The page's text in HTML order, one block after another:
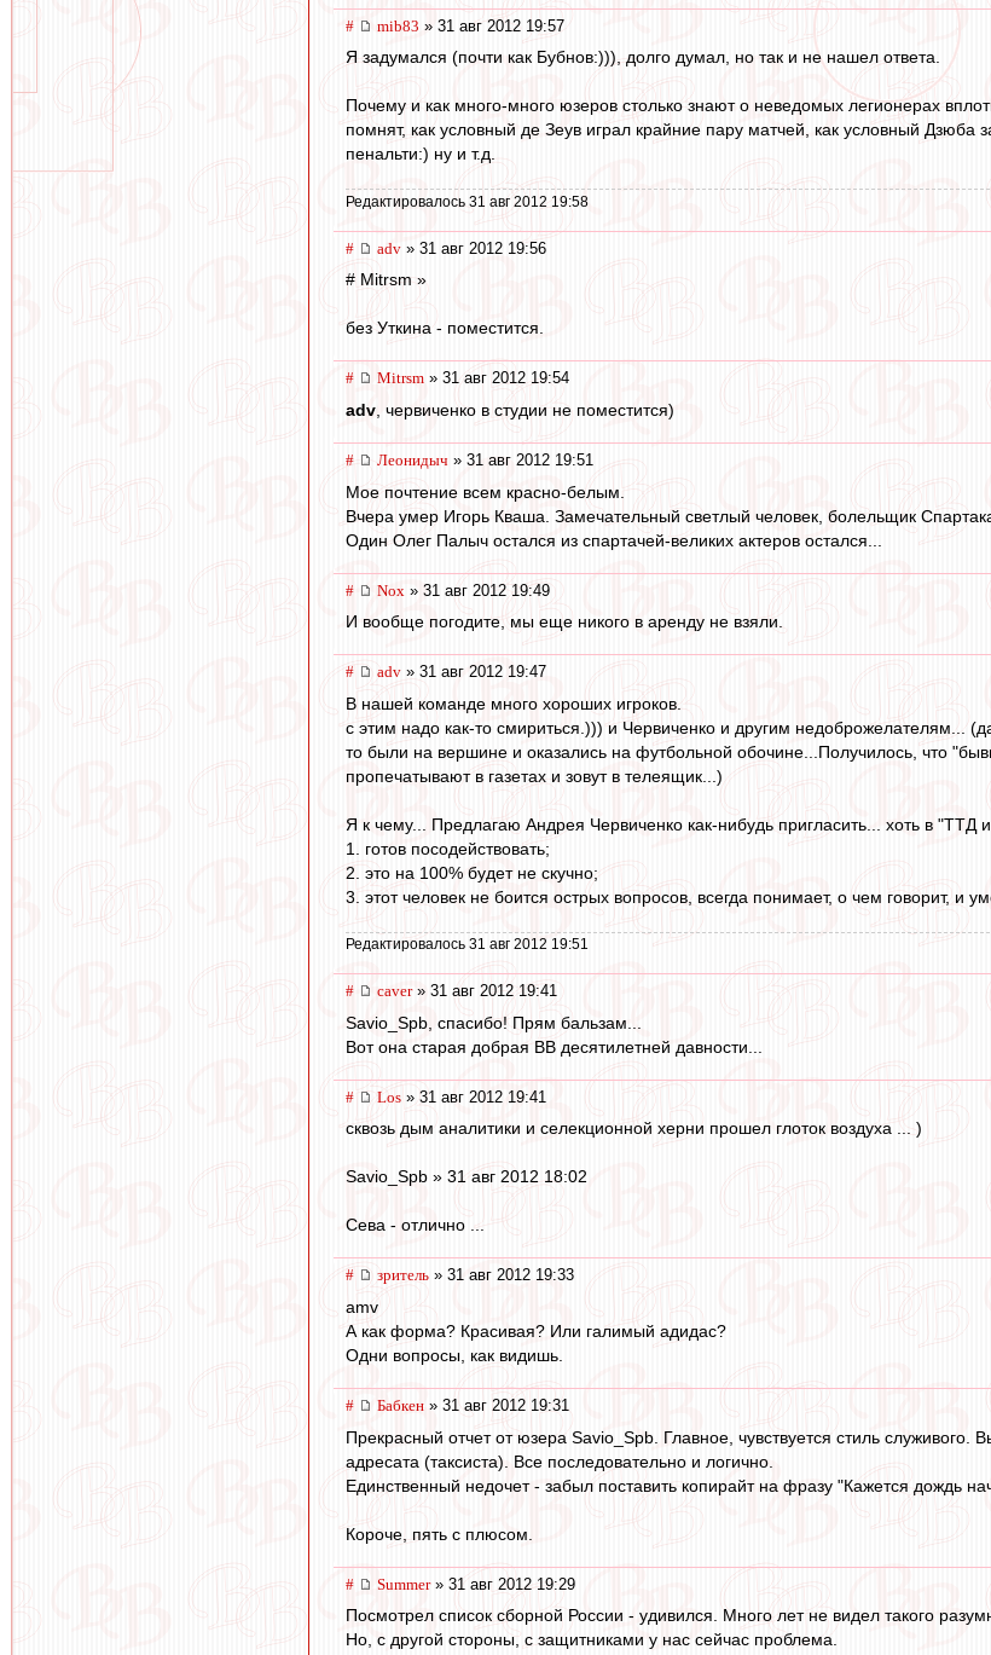
# mib83 » 31 авг 2012 19:57
Я задумался (почти как Бубнов:))), долго думал, но так и не нашел ответа.
Почему и как много-много юзеров столько знают о неведомых легионерах
помнят, как условный де Зеув играл крайние пару матчей, как условный Дзюба
пенальти:) ну и т.д.
Редактировалось 31 авг 2012 19:58
# adv » 31 авг 2012 19:56
# Mitrsm »
без Уткина - поместится.
# Mitrsm » 31 авг 2012 19:54
adv , червиченко в студии не поместится)
# Леонидыч » 31 авг 2012 19:51
Мое почтение всем красно-белым.
Вчера умер Игорь Кваша. Замечательный светлый человек, болельщик
Один Олег Палыч остался из спартачей-великих актеров остался...
# Nox » 31 авг 2012 19:49
И вообще погодите, мы еще никого в аренду не взяли.
# adv » 31 авг 2012 19:47
В нашей команде много хороших игроков.
с этим надо как-то смириться.))) и Червиченко и другим
то были на вершине и оказались на футбольной обочине...Получилось, что
пропечатывают в газетах и зовут в телеящик...)
Я к чему... Предлагаю Андрея Червиченко как-нибудь пригласить... хоть в "ТТД
1. готов посодействовать;
2. это на 100% будет не скучно;
3. этот человек не боится острых вопросов, всегда понимает, о чем говорит,
Редактировалось 31 авг 2012 19:51
# caver» 31 авг 2012 19:41
Savio_Spb, спасибо! Прям бальзам...
Вот она старая добрая ВВ десятилетней давности...
# Los » 31 авг 2012 19:41
сквозь дым аналитики и селекционной херни прошел глоток воздуха ... )
Savio_Spb » 31 авг 2012 18:02
Сева - отлично ...
# зpитель » 31 авг 2012 19:33
amv
А как форма? Красивая? Или галимый адидас?
Одни вопросы, как видишь.
# Бабкен » 31 авг 2012 19:31
Прекрасный отчет от юзера Savio_Spb. Главное, чувствуется стиль
адресата (таксиста). Все последовательно и логично.
Единственный недочет - забыл поставить копирайт на фразу "Кажется дождь
Короче, пять с плюсом.
# Summer» 31 авг 2012 19:29
Посмотрел список сборной России - удивился. Много лет не видел такого
Но, с другой стороны, с защитниками у нас сейчас проблема.